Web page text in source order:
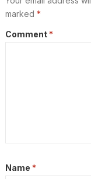
marked *
Comment *
Name *